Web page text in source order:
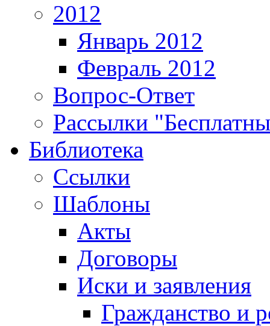
2012
Январь 2012
Февраль 2012
Вопрос-Ответ
Рассылки
Библиотека
Ссылки
Шаблоны
Акты
Договоры
Иски и заявления
Гражданство и